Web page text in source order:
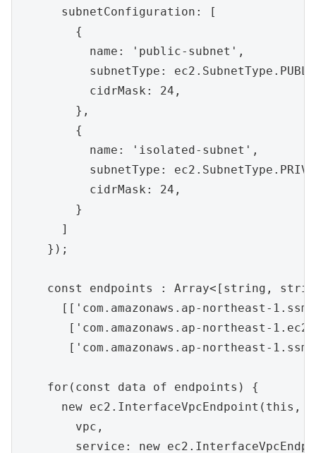
      subnetConfiguration: [
        {
          name: 'public-subnet',
subnetType:
          cidrMask: 24,
        },
        {
          name: 'isolated-subnet',
subnetType:
          cidrMask: 24,
        }
      ]
    });
const endpoints : Array<[string,
[['com.amazonaws.ap-northeast-
['com.amazonaws.ap-northeast-
['com.amazonaws.ap-northeast-
    for(const data of endpoints) {
new ec2.InterfaceVpcEndpoint(this,
        vpc,
service: new